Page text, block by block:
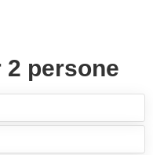
2 persone